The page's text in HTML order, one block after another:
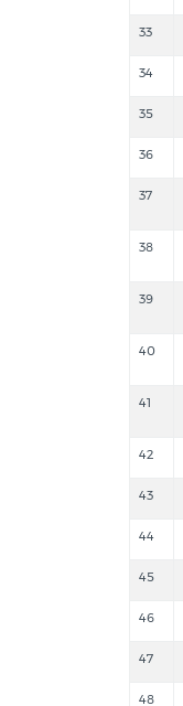
33
34
35
36
37
38
39
40
41
42
43
44
45
46
47
48